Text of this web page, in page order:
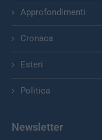
Approfondimenti
Cronaca
Esteri
Politica
Newsletter